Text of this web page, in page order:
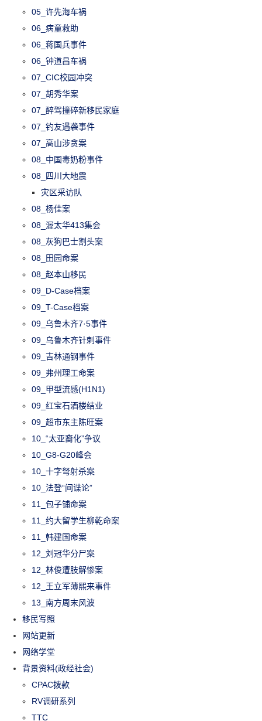
05_许先海车祸
06_病童救助
06_蒋国兵事件
06_钟道昌车祸
07_CIC校园冲突
07_胡秀华案
07_醉驾撞碎新移民家庭
07_钓友遇袭事件
07_高山涉贪案
08_中国毒奶粉事件
08_四川大地震
灾区采访队
08_杨佳案
08_渥太华413集会
08_灰狗巴士割头案
08_田园命案
08_赵本山移民
09_D-Case档案
09_T-Case档案
09_乌鲁木齐7·5事件
09_乌鲁木齐针刺事件
09_吉林通钢事件
09_弗州理工命案
09_甲型流感(H1N1)
09_红宝石酒楼结业
09_超市东主陈旺案
10_“太亚裔化”争议
10_G8-G20峰会
10_十字弩射杀案
10_法登“间谍论”
11_包子铺命案
11_约大留学生柳乾命案
11_韩建国命案
12_刘冠华分尸案
12_林俊遭肢解惨案
12_王立军薄熙来事件
13_南方周末风波
移民写照
网站更新
网络学堂
背景资料(政经社会)
CPAC拨款
RV调研系列
TTC